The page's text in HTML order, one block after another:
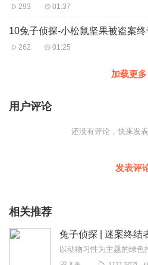
293 01:37
10兔子侦探-小松鼠坚果被盗案
262 01:25
加载更多
用户评论
还没有评论，快来发
发表评
相关推荐
兔子侦探 | 迷案终结